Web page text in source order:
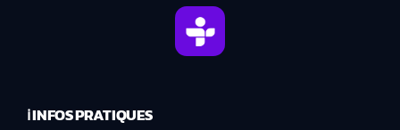
ℹ️ INFOS PRATIQUES